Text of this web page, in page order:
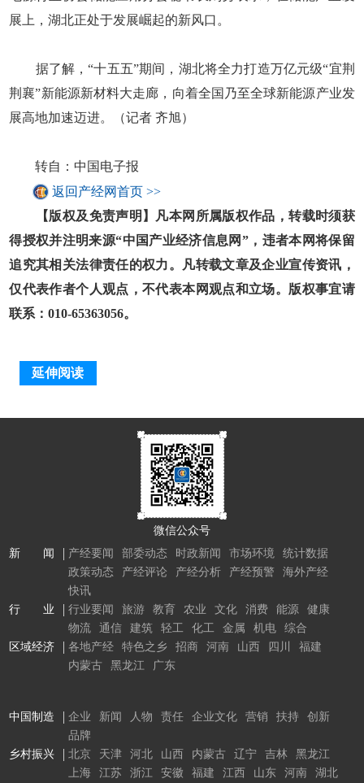
展上，湖北正处于发展崛起的新风口。
据了解，“十五五”期间，湖北将全力打造万亿元级“宜荆
荆襄”新能源新材料大走廊，向着全国乃至全球新能源产业发
展高地加速迈进。（记者 齐旭）
转自：中国电子报
返回产经网首页 >>
【版权及免责声明】凡本网所属版权作品，转载时须获
得授权并注明来源“中国产业经济信息网”，违者本网将保留
追究其相关法律责任的权力。凡转载文章及企业宣传资讯，
仅代表作者个人观点，不代表本网观点和立场。版权事宜请
联系：010-65363056。
延伸阅读
微信公众号
新 闻
产经要闻 部委动态 时政新闻 市场环境
统计数据
政策动态
产经评论 产经分析 产经预警
海外产经
快讯
行 业
行业要闻 旅游 教育 农业 文化 消费 能源
健康
物流
通信 建筑 轻工 化工 金属 机电
综合
区域经济
各地产经 特色之乡 招商 河南 山西 四川
福建
内蒙古
黑龙江 广东
中国制造 企业 新闻 人物 责任 企业文化 营销 扶持
创新
品牌
乡村振兴
北京 天津 河北 山西 内蒙古 辽宁 吉林
黑龙江
上海
江苏 浙江 安徽 福建 江西 山东 河南 湖北